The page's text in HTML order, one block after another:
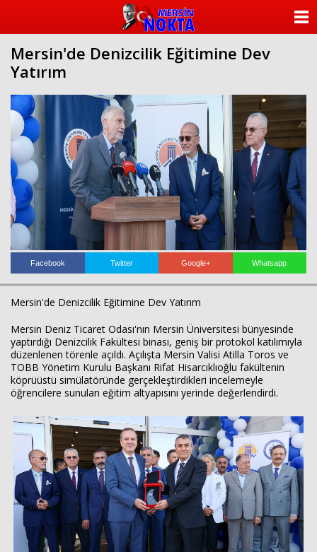
Mersin'de Denizcilik Eğitimine Dev
Yatırım
Facebook Twitter Google+ Whatsapp
Mersin'de Denizcilik Eğitimine Dev Yatırım
Mersin Deniz Ticaret Odası'nın Mersin Üniversitesi bünyesinde
yaptırdığı Denizcilik Fakültesi binası, geniş bir protokol katılımıyla
düzenlenen törenle açıldı. Açılışta Mersin Valisi Atilla Toros ve
TOBB Yönetim Kurulu Başkanı Rifat Hisarcıklıoğlu fakültenin
köprüüstü simülatöründe gerçekleştirdikleri incelemeyle
öğrencilere sunulan eğitim altyapısını yerinde değerlendirdi.
KATEGORİLER
ANKETLER
FOTO GALERİ
VİDEO GALERİ
KÜNYE